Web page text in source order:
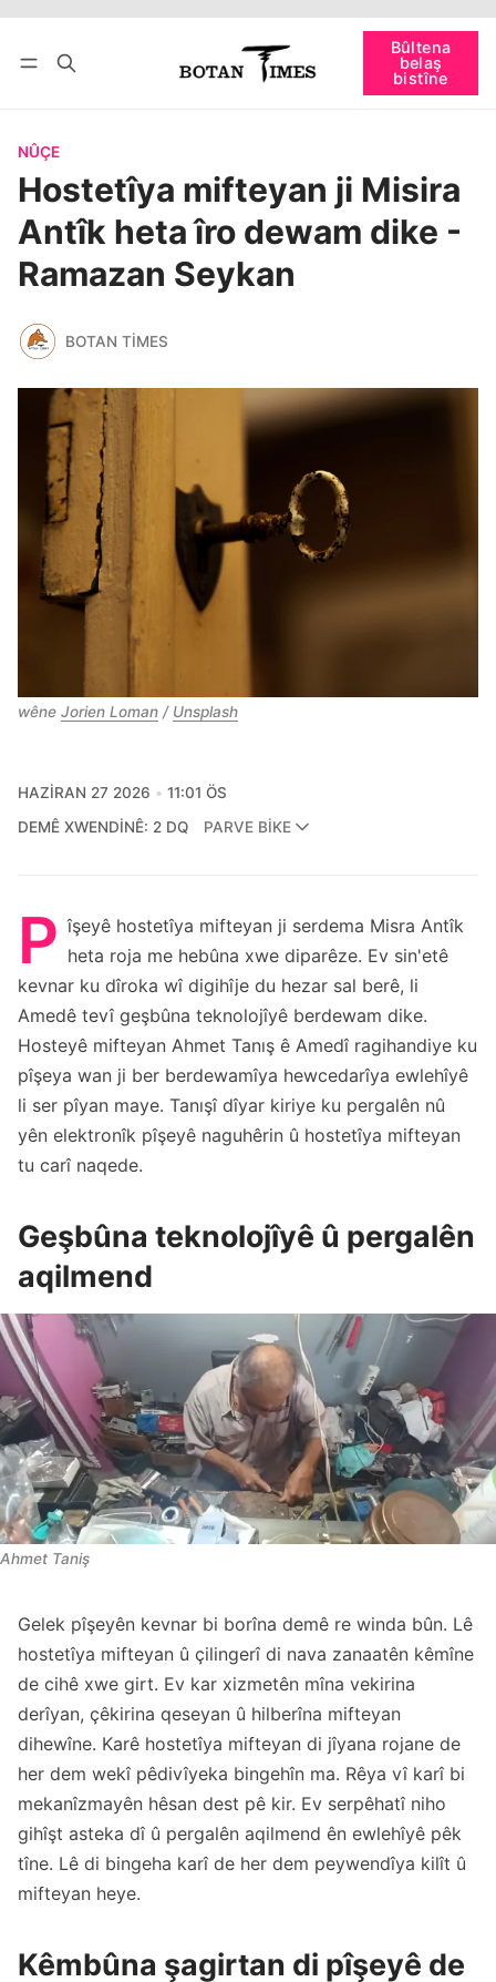
Bûltena
belaş
bistîne
bişopîne
NÛÇE
Hostetîya mifteyan ji Misira
Antîk heta îro dewam dike -
Ramazan Seykan
BOTAN TIMES
wêne Jorien Loman / Unsplash
HAZIRAN 27 2026
11:01 ÖS
DEMÊ XWENDINÊ: 2 DQ
PARVE BIKE
P îşeyê hostetîya mifteyan ji serdema Misra Antîk
heta roja me hebûna xwe diparêze. Ev sin'etê
kevnar ku dîroka wî digihîje du hezar sal berê, li
Amedê tevî geşbûna teknolojîyê berdewam dike.
Hosteyê mifteyan Ahmet Tanış ê Amedî ragihandiye ku
pîşeya wan ji ber berdewamîya hewcedarîya ewlehîyê
li ser pîyan maye. Tanışî dîyar kiriye ku pergalên nû
yên elektronîk pîşeyê naguhêrin û hostetîya mifteyan
tu carî naqede.
Geşbûna teknolojîyê û pergalên
aqilmend
Ahmet Taniş
Gelek pîşeyên kevnar bi borîna demê re winda bûn. Lê
hostetîya mifteyan û çilingerî di nava zanaatên kêmîne
de cihê xwe girt. Ev kar xizmetên mîna vekirina
derîyan, çêkirina qeseyan û hilberîna mifteyan
dihewîne. Karê hostetîya mifteyan di jîyana rojane de
her dem wekî pêdivîyeka bingehîn ma. Rêya vî karî bi
mekanîzmayên hêsan dest pê kir. Ev serpêhatî niho
gihîşt asteka dî û pergalên aqilmend ên ewlehîyê pêk
tîne. Lê di bingeha karî de her dem peywendîya kilît û
mifteyan heye.
Kêmbûna şagirtan di pîşeyê de